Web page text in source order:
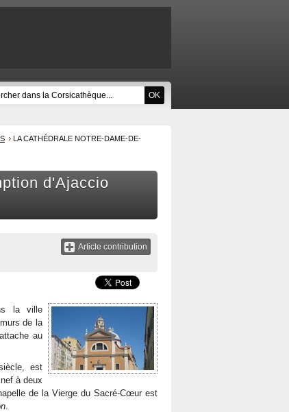
LA CATHÉDRALE NOTRE-DAME-DE-
d'Ajaccio
Article contribution
la ville
de la
au
est
à deux
de la Vierge du Sacré-Cœur est
.